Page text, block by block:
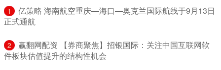
1
​亿策略 海南航空重庆—海口—奥克兰国际航线于9月13日
正式通航
2
​赢翻网配资 【券商聚焦】招银国际：关注中国互联网软
件板块估值提升的结构性机会